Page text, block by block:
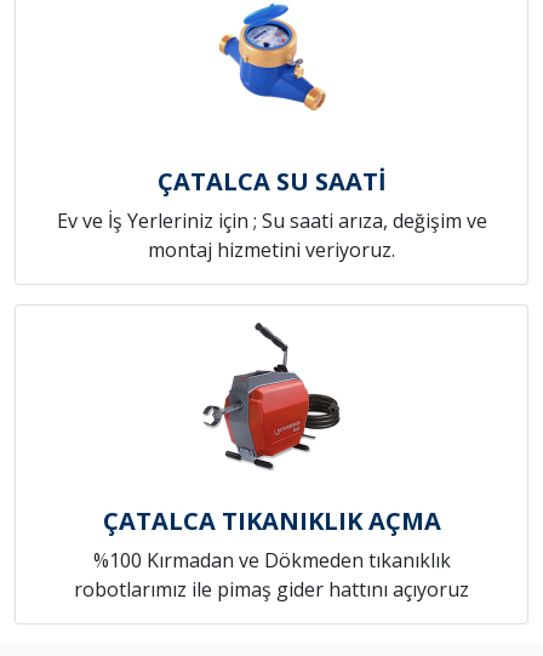
ÇATALCA SU SAATİ
Ev ve İş Yerleriniz için ; Su saati arıza, değişim ve
montaj hizmetini veriyoruz.
ÇATALCA TIKANIKLIK AÇMA
%100 Kırmadan ve Dökmeden tıkanıklık
robotlarımız ile pimaş gider hattını açıyoruz